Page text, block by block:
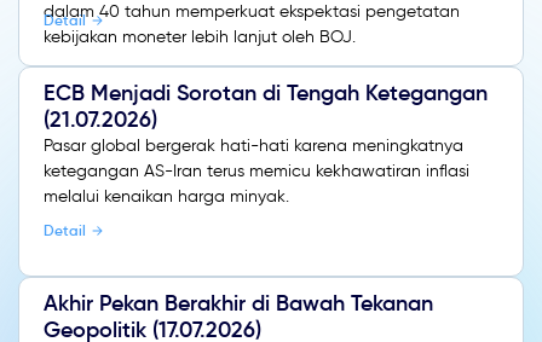
dalam 40 tahun memperkuat ekspektasi pengetatan
kebijakan moneter lebih lanjut oleh BOJ.
Detail
ECB Menjadi Sorotan di Tengah Ketegangan
(21.07.2026)
Pasar global bergerak hati-hati karena meningkatnya
ketegangan AS-Iran terus memicu kekhawatiran inflasi
melalui kenaikan harga minyak.
Detail
Akhir Pekan Berakhir di Bawah Tekanan
Geopolitik (17.07.2026)